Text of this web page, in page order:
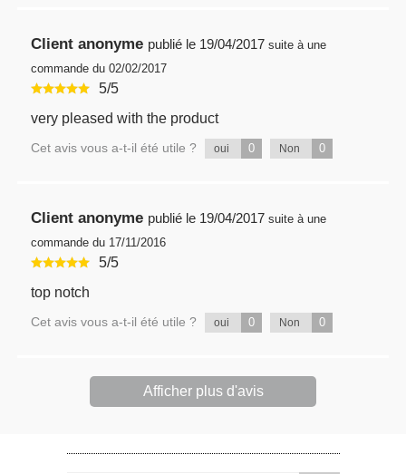
Client anonyme publié le 19/04/2017 suite à une
commande du 02/02/2017
5/5
very pleased with the product
Cet avis vous a-t-il été utile ? oui 0 Non 0
Client anonyme publié le 19/04/2017 suite à une
commande du 17/11/2016
5/5
top notch
Cet avis vous a-t-il été utile ? oui 0 Non 0
Afficher plus d'avis